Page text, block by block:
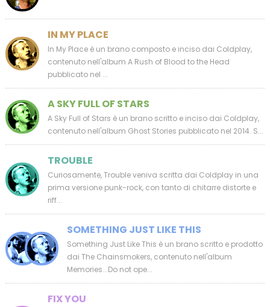
IN MY PLACE
In My Place è un brano composto e inciso dai Coldplay,
contenuto nell'album A Rush of Blood to the Head
pubblicato nel ...
A SKY FULL OF STARS
A Sky Full of Stars è un brano scritto e inciso dai Coldplay,
contenuto nell'album Ghost Stories pubblicato nel 2014. S...
TROUBLE
Curiosamente, Trouble veniva scritta dai Coldplay in una
prima versione punk-rock, con tanto di chitarre distorte e
riff...
SOMETHING JUST LIKE THIS
Something Just Like This è un brano scritto e prodotto
dai The Chainsmokers, contenuto nell'album
Memories...Do not ope...
FIX YOU